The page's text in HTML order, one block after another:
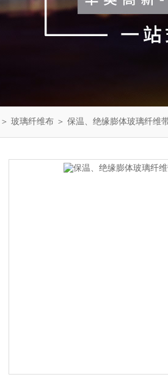
＞ 玻璃纤维布 ＞ 保温、绝缘膨体玻璃纤维